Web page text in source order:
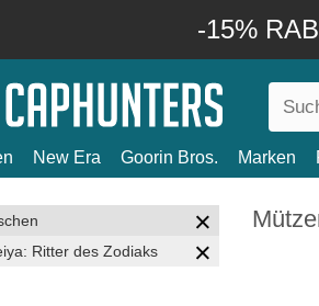
-15%
New Era Goorin Bros. Marken
Ritter des Zodiaks